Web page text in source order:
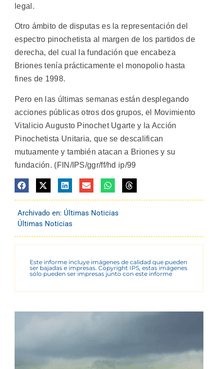
legal.
Otro ámbito de disputas es la representación del
espectro pinochetista al margen de los partidos de
derecha, del cual la fundación que encabeza
Briones tenía prácticamente el monopolio hasta
fines de 1998.
Pero en las últimas semanas están desplegando
acciones públicas otros dos grupos, el Movimiento
Vitalicio Augusto Pinochet Ugarte y la Acción
Pinochetista Unitaria, que se descalifican
mutuamente y también atacan a Briones y su
fundación. (FIN/IPS/ggr/ff/hd ip/99
Archivado en: Últimas Noticias
Últimas Noticias
Este informe incluye imágenes de calidad que pueden
ser bajadas e impresas. Copyright IPS, estas imágenes
sólo pueden ser impresas junto con este informe